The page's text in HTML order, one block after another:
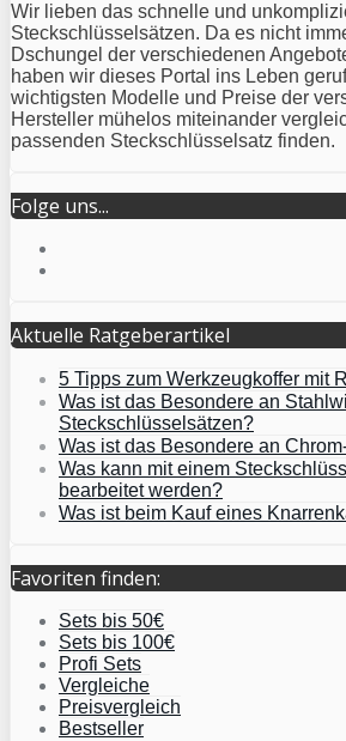
Wir lieben das schnelle und
Steckschlüsselsätzen. Da es nicht
Dschungel der verschiedenen
haben wir dieses Portal ins Leben
wichtigsten Modelle und Preise der
Hersteller mühelos miteinander
passenden Steckschlüsselsatz finden.
Folge uns...
Aktuelle Ratgeberartikel
5 Tipps zum Werkzeugkoffer mit
Was ist das Besondere an
Steckschlüsselsätzen?
Was ist das Besondere an
Was kann mit einem
bearbeitet werden?
Was ist beim Kauf eines
Favoriten finden:
Sets bis 50€
Sets bis 100€
Profi Sets
Vergleiche
Preisvergleich
Bestseller